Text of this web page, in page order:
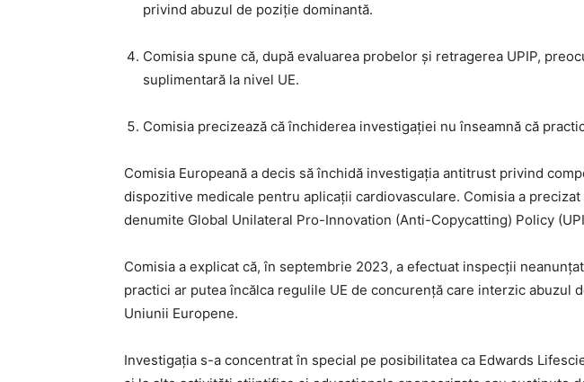
privind abuzul de poziție dominantă.
Comisia spune că, după evaluarea probelor și retragerea UPIP,
suplimentară la nivel UE.
Comisia precizează că închiderea investigației nu înseamnă că
Comisia Europeană a decis să închidă investigația antitrust privind
dispozitive medicale pentru aplicații cardiovasculare. Comisia a
denumite Global Unilateral Pro-Innovation (Anti-Copycatting) Policy
Comisia a explicat că, în septembrie 2023, a efectuat inspecții
practici ar putea încălca regulile UE de concurență care interzic
Uniunii Europene.
Investigația s-a concentrat în special pe posibilitatea ca Edwards